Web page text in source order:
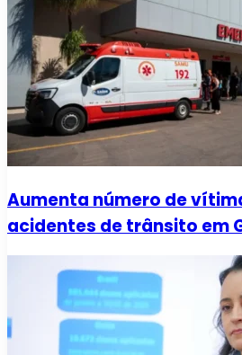
Aumenta número de
acidentes de trânsito em